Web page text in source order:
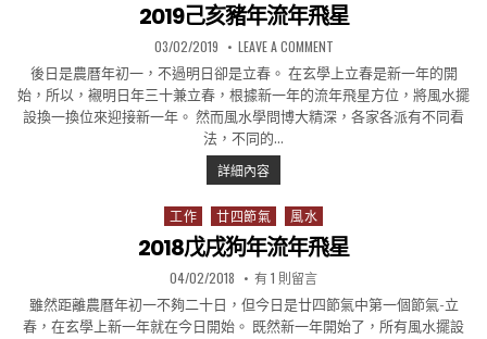
2019己亥豬年流年飛星
PUBLISHED DATE:
03/02/2019 LEAVE A COMMENTON 2019己亥豬年流年飛星
後日是農曆年初一，不過明日卻是立春。 在玄學上立春是新一年的開
始，所以，襯明日年三十兼立春，根據新一年的流年飛星方位，將風水擺
設換一換位來迎接新一年。 然而風水學問博大精深，各家各派有不同看
法，不同的…
詳細內容2019己亥豬年流年飛星
Posted in
工作 廿四節氣 風水
2018戊戌狗年流年飛星
PUBLISHED DATE:
04/02/2018 在〈2018戊戌狗年流年飛星〉中
有 1 則留言
雖然距離農曆年初一不夠二十日，但今日是廿四節氣中第一個節氣-立
春，在玄學上新一年就在今日開始。 既然新一年開始了，所有風水擺設